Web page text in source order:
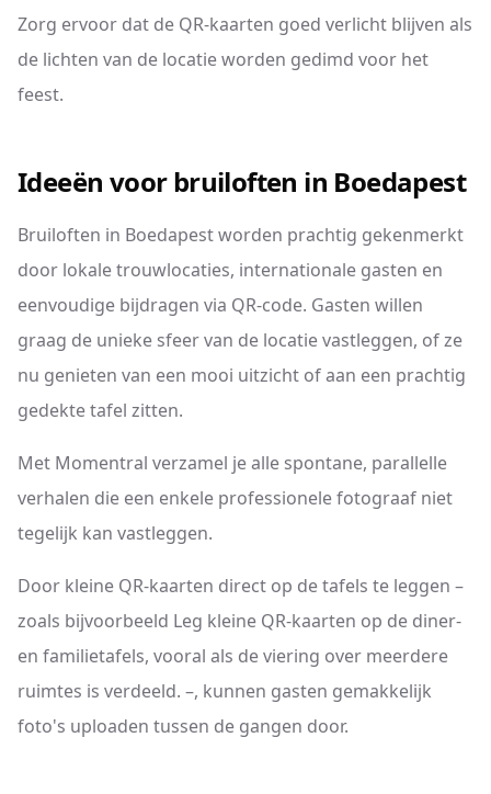
Zorg ervoor dat de QR-kaarten goed verlicht blijven als
de lichten van de locatie worden gedimd voor het
feest.
Ideeën voor bruiloften in Boedapest
Bruiloften in Boedapest worden prachtig gekenmerkt
door lokale trouwlocaties, internationale gasten en
eenvoudige bijdragen via QR-code. Gasten willen
graag de unieke sfeer van de locatie vastleggen, of ze
nu genieten van een mooi uitzicht of aan een prachtig
gedekte tafel zitten.
Met Momentral verzamel je alle spontane, parallelle
verhalen die een enkele professionele fotograaf niet
tegelijk kan vastleggen.
Door kleine QR-kaarten direct op de tafels te leggen –
zoals bijvoorbeeld Leg kleine QR-kaarten op de diner-
en familietafels, vooral als de viering over meerdere
ruimtes is verdeeld. –, kunnen gasten gemakkelijk
foto's uploaden tussen de gangen door.